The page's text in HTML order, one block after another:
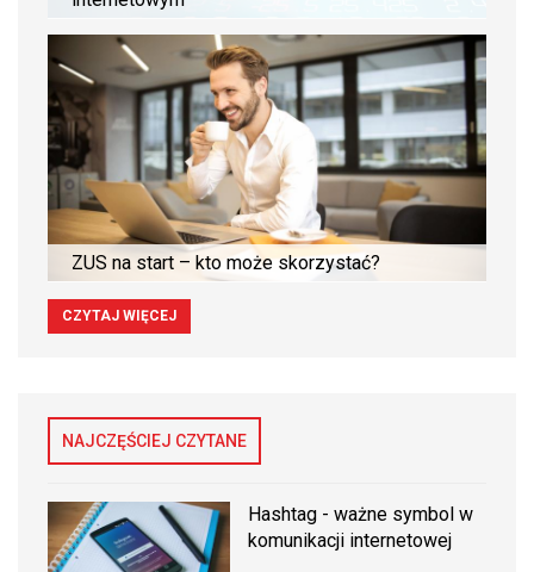
ZUS na start – kto może skorzystać?
CZYTAJ WIĘCEJ
NAJCZĘŚCIEJ CZYTANE
Hashtag - ważne symbol w
komunikacji internetowej